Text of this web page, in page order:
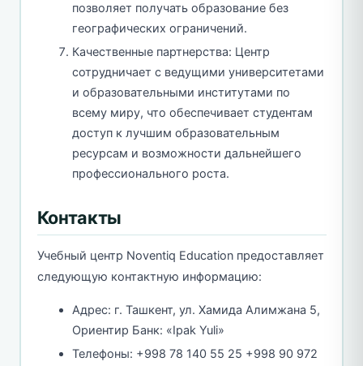
позволяет получать образование без
географических ограничений.
Качественные партнерства: Центр
сотрудничает с ведущими университетами
и образовательными институтами по
всему миру, что обеспечивает студентам
доступ к лучшим образовательным
ресурсам и возможности дальнейшего
профессионального роста.
Контакты
Учебный центр Noventiq Education предоставляет
следующую контактную информацию:
Адрес: г. Ташкент, ул. Хамида Алимжана 5,
Ориентир Банк: «Ipak Yuli»
Телефоны: +998 78 140 55 25 +998 90 972